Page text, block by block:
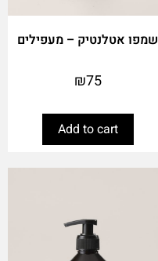
שמפו אטלנטיק – מעפילים
₪75
Add to cart